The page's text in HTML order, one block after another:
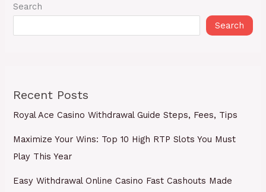
Search
Search
Recent Posts
Royal Ace Casino Withdrawal Guide Steps, Fees, Tips
Maximize Your Wins: Top 10 High RTP Slots You Must
Play This Year
Easy Withdrawal Online Casino Fast Cashouts Made